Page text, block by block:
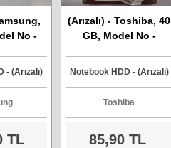
No -
- (Arızalı)
TL
(Arızalı) - Toshiba, 40
GB, Model No -
Notebook HDD - (Arızalı)
Toshiba
85,90 TL